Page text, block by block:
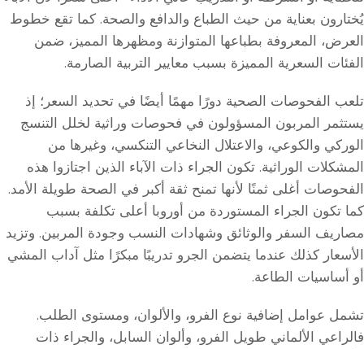
يُختارون بعناية من حيث الطباع والدافع والصحة. كما تقع خطوط
العرض، المعروفة بطباعها المتوازنة ومظهرها المميز، ضمن
الفئات السعرية المميزة بسبب معايير التربية الصارمة.
تلعب الفحوصات الصحية دورًا مهمًا أيضًا في تحديد السعر؛ إذ
يستثمر المربون المسؤولون في فحوصات وراثية لخلل التنسج
الوركي والكوعي، والاعتلال النخاعي التنكسي، وغيرها من
المشكلات الوراثية. تكون الجراء ذات الآباء الذين اجتازوا هذه
الفحوصات أغلى ثمنًا لأنها تمنح ثقة أكبر في الصحة طويلة الأمد.
كما تكون الجراء المستوردة من أوروبا أعلى تكلفة بسبب
مصاريف السفر والوثائق وشهادات النسب وجودة المربين. وتزيد
الأسعار كذلك عندما يتضمن الجرو تدريبًا مبكرًا مثل آداب المشي
أو أساسيات الطاعة.
تشمل عوامل إضافية نوع الفرو، والألوان، ومستوى الطلب.
فالراعي الألماني طويل الفرو، وألوان السابل، والجراء ذات